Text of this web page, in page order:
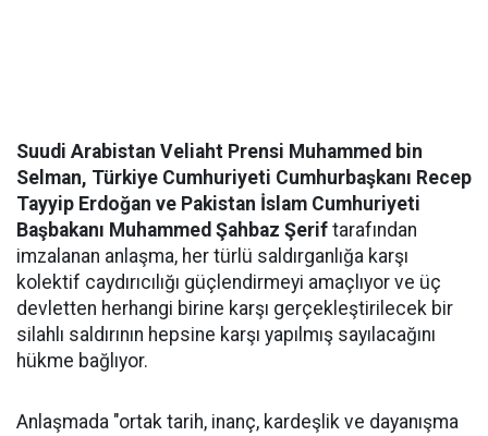
Suudi Arabistan Veliaht Prensi Muhammed bin
Selman, Türkiye Cumhuriyeti Cumhurbaşkanı Recep
Tayyip Erdoğan ve Pakistan İslam Cumhuriyeti
Başbakanı Muhammed Şahbaz Şerif tarafından
imzalanan anlaşma, her türlü saldırganlığa karşı
kolektif caydırıcılığı güçlendirmeyi amaçlıyor ve üç
devletten herhangi birine karşı gerçekleştirilecek bir
silahlı saldırının hepsine karşı yapılmış sayılacağını
hükme bağlıyor.
Anlaşmada "ortak tarih, inanç, kardeşlik ve dayanışma